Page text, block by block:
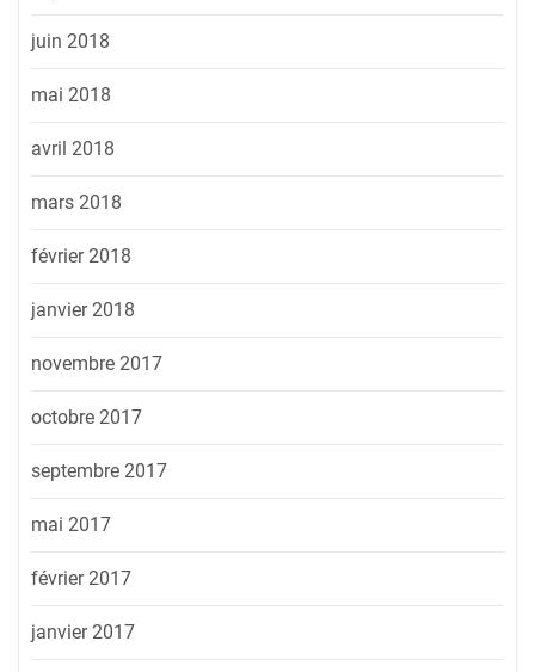
juin 2018
mai 2018
avril 2018
mars 2018
février 2018
janvier 2018
novembre 2017
octobre 2017
septembre 2017
mai 2017
février 2017
janvier 2017